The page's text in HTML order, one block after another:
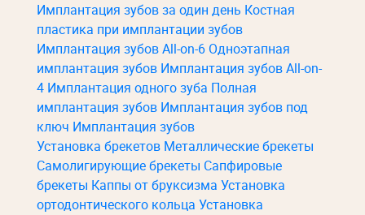
Имплантация зубов за один день Костная
пластика при имплантации зубов
Имплантация зубов All-on-6 Одноэтапная
имплантация зубов Имплантация зубов All-on-
4 Имплантация одного зуба Полная
имплантация зубов Имплантация зубов под
ключ Имплантация зубов
Установка брекетов Металлические брекеты
Самолигирующие брекеты Сапфировые
брекеты Каппы от бруксизма Установка
ортодонтического кольца Установка